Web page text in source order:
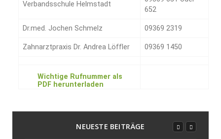
Verbandsschule Helmstadt
652
Dr.med. Jochen Schmelz 09369 2319
Zahnarztpraxis Dr. Andrea Löffler 09369 1450
Wichtige Rufnummer als
PDF herunterladen
NEUESTE BEITRÄGE